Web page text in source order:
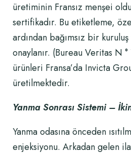
üretiminin Fransız menşei
sertifikadır. Bu etiketleme,
ardından bağımsız bir
onaylanır. (Bureau Veritas N
ürünleri Fransa’da Invicta
üretilmektedir.
Yanma Sonrası Sistemi –
Yanma odasına önceden
enjeksiyonu. Arkadan gelen